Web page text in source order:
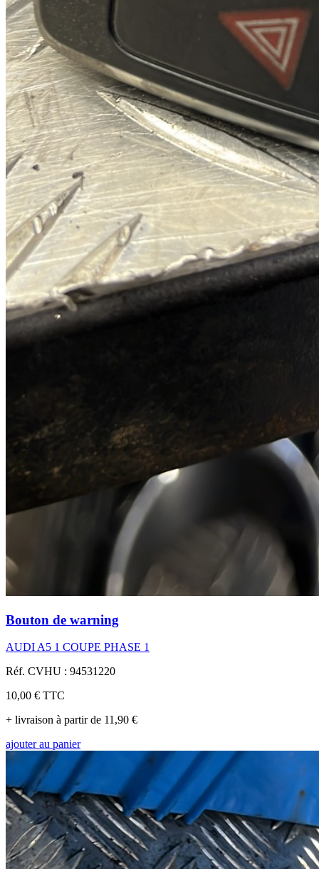
Bouton de warning
AUDI A5 1 COUPE PHASE 1
Réf. CVHU : 94531220
10,00 € TTC
+ livraison à partir de 11,90 €
ajouter au panier